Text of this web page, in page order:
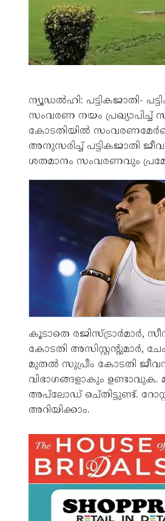
ന്യൂഡൽഹി: പട്ടികജാതി-
സംവരണ നയം പ്രഖ്യാപിച്ച്‌
കോടതിയിൽ
അനുസരിച്ച് പട്ടികജാതി
ശതമാനം സംവരണവും
കൂടാതെ രജിസ്ട്രാർമാർ,
കോടതി അസിസ്റ്റന്റുമാർ,
മുതൽ സുപ്രീം കോടതി
വിഭാഗങ്ങളാകും ഉണ്ടാവുക.
അപ്‌ലോഡ്‌ ചെ്തിട്ടുണ്ട്.
അറിയിക്കാം.